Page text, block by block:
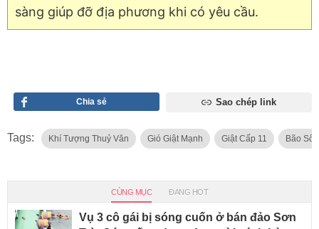
sàng giúp đỡ địa phương khi có yêu cầu.
Chia sẻ Sao chép link
Tags: Khí Tượng Thuỷ Văn Gió Giật Mạnh Giật Cấp 11 Bão Số
CÙNG MỤC ĐANG HOT
Vụ 3 cô gái bị sóng cuốn ở bán đảo Sơn